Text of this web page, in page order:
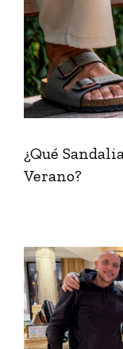
¿Qué
Verano?